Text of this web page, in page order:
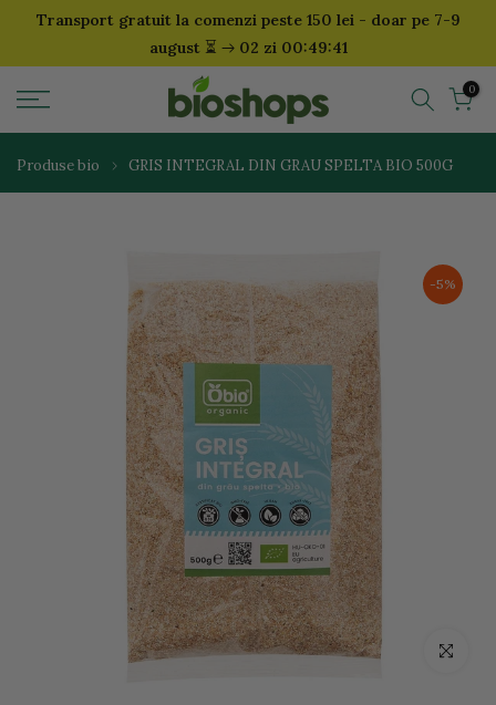
SariTransport gratuit la comenzi peste 150 lei - doar pe 7-9
august ⏳ 02 zi 00:49:41
0
Produse bio GRIS INTEGRAL DIN GRAU SPELTA BIO 500G
-5%
Click